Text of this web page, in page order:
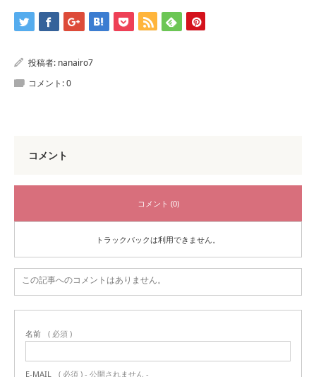
投稿者: nanairo7
コメント:0
コメント
コメント (0)
トラックバックは利用できません。
この記事へのコメントはありません。
名前 ( 必須 )
E-MAIL ( 必須 ) - 公開されません -